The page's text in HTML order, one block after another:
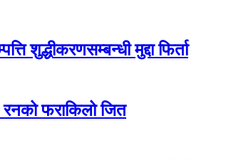
शुद्धीकरणसम्बन्धी मुद्दा फिर्ता
फराकिलो जित